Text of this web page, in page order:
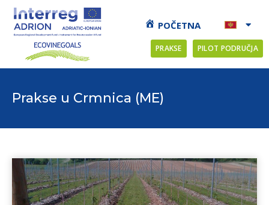
POČETNA
PRAKSE PILOT PODRUČJA
Prakse u Crmnica (ME)